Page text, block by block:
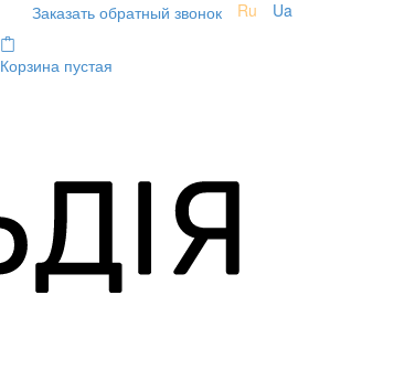
Заказать обратный звонок Ru
Ua
Корзина пустая